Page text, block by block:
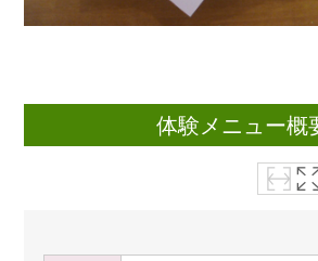
体験メニュー概